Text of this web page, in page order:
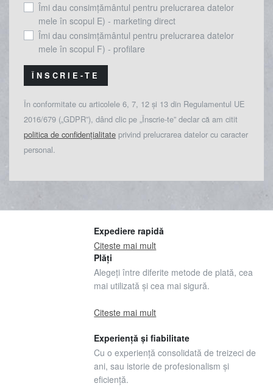
Îmi dau consimțământul pentru prelucrarea datelor
mele în scopul E) - marketing direct
Îmi dau consimțământul pentru prelucrarea datelor
mele în scopul F) - profilare
ÎNSCRIE-TE
În conformitate cu articolele 6, 7, 12 și 13 din Regulamentul UE
2016/679 („GDPR”), dând clic pe „Înscrie-te” declar că am citit
politica de confidențialitate privind prelucrarea datelor cu caracter
personal.
Expediere rapidă
Citeste mai mult
Plăți
Alegeți între diferite metode de plată, cea
mai utilizată și cea mai sigură.
Citeste mai mult
Experiență și fiabilitate
Cu o experiență consolidată de treizeci de
ani, sau istorie de profesionalism și
eficiență.